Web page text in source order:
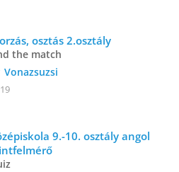
osztás 2.osztály
the match
Vonazsuzsi
19
9.-10. osztály angol